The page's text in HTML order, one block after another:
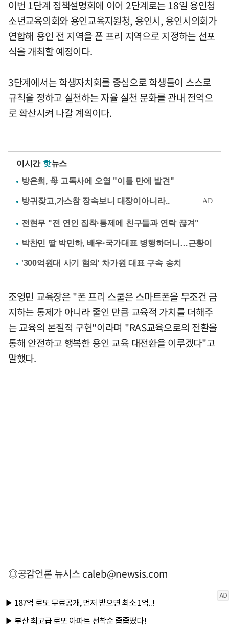
이번 1단계 정책설명회에 이어 2단계로는 18일 용인청
소년교육의회와 용인교육지원청, 용인시, 용인시의회가
연합해 용인 전 지역을 폰 프리 지역으로 지정하는 선포
식을 개최할 예정이다.
3단계에서는 학생자치회를 중심으로 학생들이 스스로
규칙을 정하고 실천하는 자율 실천 문화를 관내 전역으
로 확산시켜 나갈 계획이다.
이시간 핫뉴스
방은희, 母 고독사에 오열 "이틀 만에 발견"
전현무 "전 연인 집착·통제에 친구들과 연락 끊겨"
박찬민 딸 박민하, 배우·국가대표 병행하더니…근황이
'300억원대 사기 혐의' 차가원 대표 구속 송치
조영민 교육장은 "폰 프리 스쿨은 스마트폰을 무조건 금
지하는 통제가 아니라 줄인 만큼 교육적 가치를 더해주
는 교육의 본질적 구현"이라며 "RAS교육으로의 전환을
통해 안전하고 행복한 용인 교육 대전환을 이루겠다"고
말했다.
◎공감언론 뉴시스caleb@newsis.com